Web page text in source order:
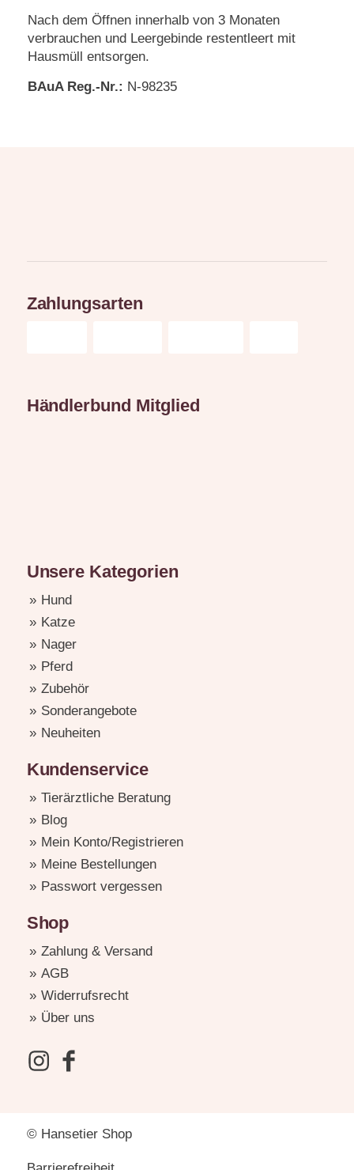
Nach dem Öffnen innerhalb von 3 Monaten
verbrauchen und Leergebinde restentleert mit
Hausmüll entsorgen.
BAuA Reg.-Nr.: N-98235
Zahlungsarten
Händlerbund Mitglied
Unsere Kategorien
Hund
Katze
Nager
Pferd
Zubehör
Sonderangebote
Neuheiten
Kundenservice
Tierärztliche Beratung
Blog
Mein Konto/Registrieren
Meine Bestellungen
Passwort vergessen
Shop
Zahlung & Versand
AGB
Widerrufsrecht
Über uns
© Hansetier Shop